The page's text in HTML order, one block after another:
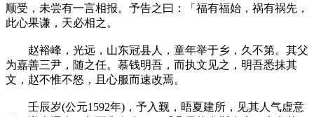
顺受，未尝有一言相报。予告之曰：「福有福始，祸有祸先，
此心果谦，天必相之。
赵裕峰，光远，山东冠县人，童年举于乡，久不第。其父
为嘉善三尹，随之任。慕钱明吾，而执文见之，明吾悉抹其
文，赵不惟不怒，且心服而速改焉。
壬辰岁(公元1592年)，予入觐，晤夏建所，见其人气虚意